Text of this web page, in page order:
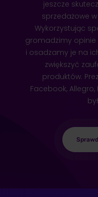
jeszcze
sprzedażowe
Wykorzystując
gromadzimy
i osadzamy je na
zwiększyć
produktów.
Facebook,